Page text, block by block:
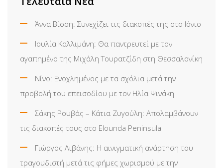
Άννα Βίσση: Συνεχίζει τις διακοπές της στο Ιόνιο
Ιουλία Καλλιμάνη: Θα παντρευτεί με τον
αγαπημένο της Μιχάλη Τουρατζίδη στη Θεσσαλονίκη
Νίνο: Ενοχλημένος με τα σχόλια μετά την
προβολή του επεισοδίου με τον Ηλία Ψινάκη
Σάκης Ρουβάς – Κάτια Ζυγούλη: Απολαμβάνουν
τις διακοπές τους στο Elounda Peninsula
Γιώργος Λιβάνης: Η αινιγματική ανάρτηση του
τραγουδιστή μετά τις φήμες χωρισμού με την